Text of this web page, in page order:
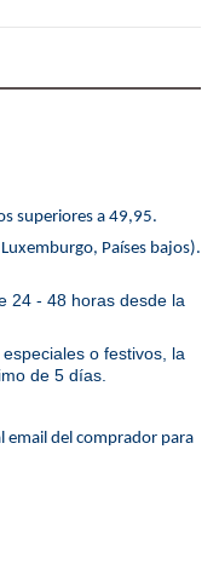
superiores a 49,95.
Países bajos).
24 - 48 horas desde la
o festivos, la
de 5 días.
email del comprador para